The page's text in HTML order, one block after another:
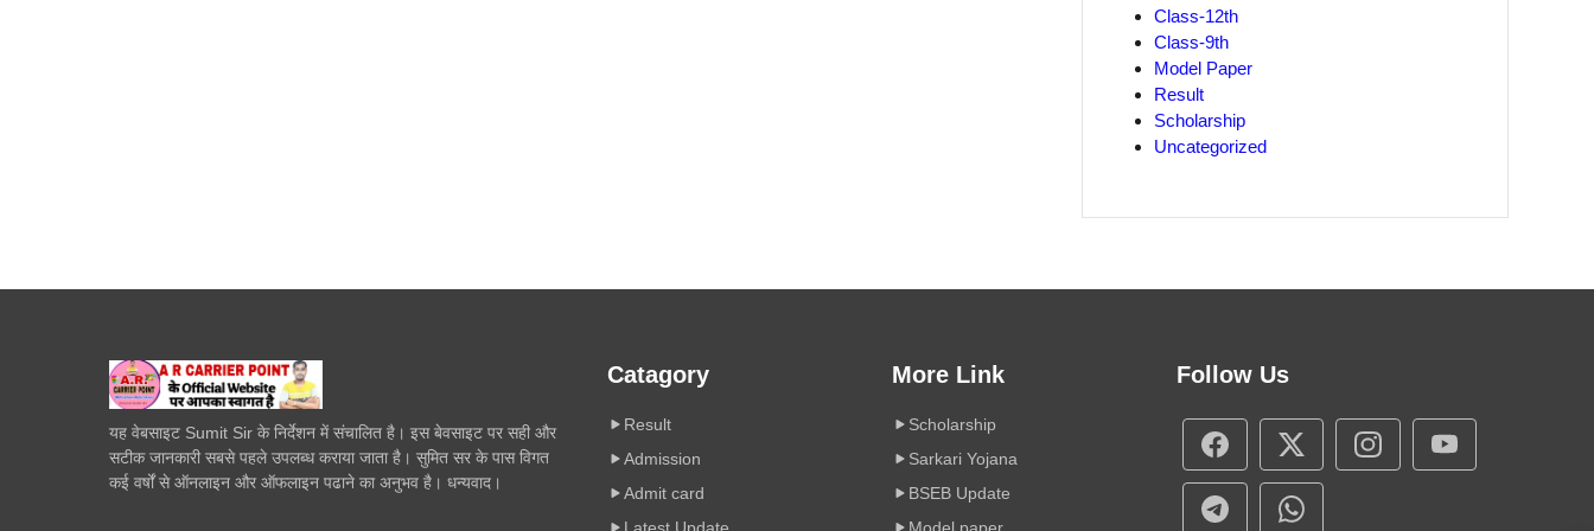
Class-12th
Class-9th
Model Paper
Result
Scholarship
Uncategorized
यह वेबसाइट Sumit Sir के निर्देशन में संचालित है। इस बेवसाइट पर सही और
सटीक जानकारी सबसे पहले उपलब्ध कराया जाता है। सुमित सर के पास विगत
कई वर्षों से ऑनलाइन और ऑफलाइन पढाने का अनुभव है। धन्यवाद।
Catagory
Result
Admission
Admit card
Latest Update
More Link
Scholarship
Sarkari Yojana
BSEB Update
Model paper
Follow Us